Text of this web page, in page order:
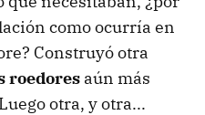
como ocurría en
Construyó otra
roedores aún más
otra, y otra...